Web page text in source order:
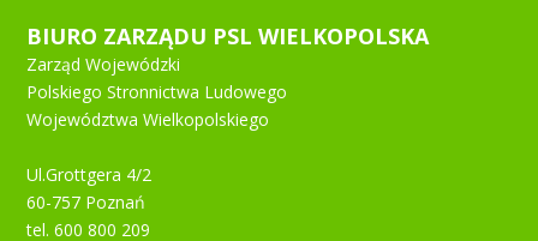
BIURO ZARZĄDU PSL WIELKOPOLSKA
Zarząd Wojewódzki
Polskiego Stronnictwa Ludowego
Województwa Wielkopolskiego
Ul.Grottgera 4/2
60-757 Poznań
tel. 600 800 209